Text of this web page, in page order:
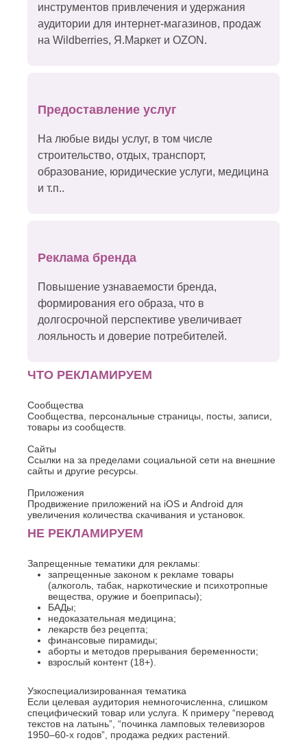
инструментов привлечения и удержания
аудитории для интернет-магазинов, продаж
на Wildberries, Я.Маркет и OZON.
Предоставление услуг
На любые виды услуг, в том числе
строительство, отдых, транспорт,
образование, юридические услуги, медицина
и т.п..
Реклама бренда
Повышение узнаваемости бренда,
формирования его образа, что в
долгосрочной перспективе увеличивает
лояльность и доверие потребителей.
ЧТО РЕКЛАМИРУЕМ
Сообщества
Сообщества, персональные страницы, посты, записи,
товары из сообществ.
Сайты
Ссылки на за пределами социальной сети на внешние
сайты и другие ресурсы.
Приложения
Продвижение приложений на iOS и Android для
увеличения количества скачивания и установок.
НЕ РЕКЛАМИРУЕМ
Запрещенные тематики для рекламы:
запрещенные законом к рекламе товары
(алкоголь, табак, наркотические и психотропные
вещества, оружие и боеприпасы);
БАДы;
недоказательная медицина;
лекарств без рецепта;
финансовые пирамиды;
аборты и методов прерывания беременности;
взрослый контент (18+).
Узкоспециализированная тематика
Если целевая аудитория немногочисленна, слишком
специфический товар или услуга. К примеру “перевод
текстов на латынь”, “починка ламповых телевизоров
1950–60-х годов”, продажа редких растений.